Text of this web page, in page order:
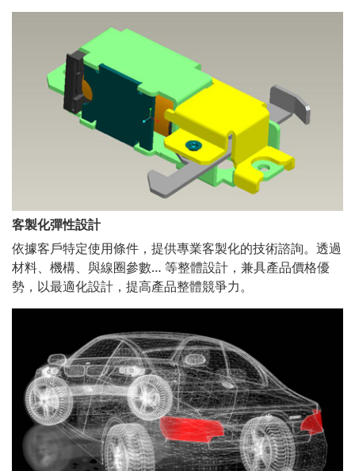
客製化彈性設計
依據客戶特定使用條件，提供專業客製化的技術諮詢。透過
材料、機構、與線圈參數… 等整體設計，兼具產品價格優
勢，以最適化設計，提高產品整體競爭力。